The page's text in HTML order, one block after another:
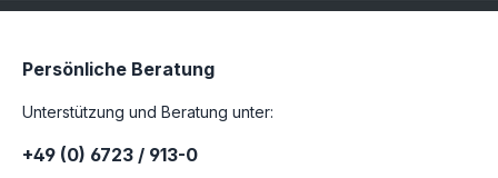
Persönliche Beratung
Unterstützung und Beratung unter:
+49 (0) 6723 / 913-0